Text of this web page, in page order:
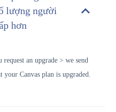
lượng người
hơn
request an upgrade > we send
Canvas plan is upgraded.